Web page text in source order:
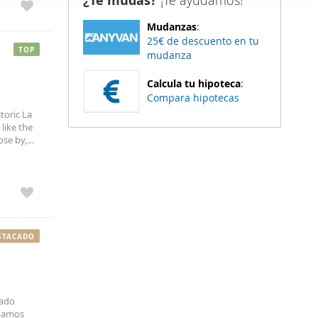
funciones
del
del uso
La
like the
by,
TOP
Mudanzas:
25€ de descuento en tu
mudanza
Calcula tu hipoteca:
Compara hipotecas